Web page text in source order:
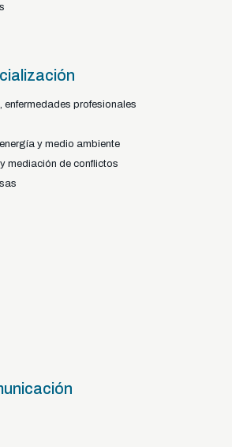
profesionales
y medio ambiente
mediación de conflictos